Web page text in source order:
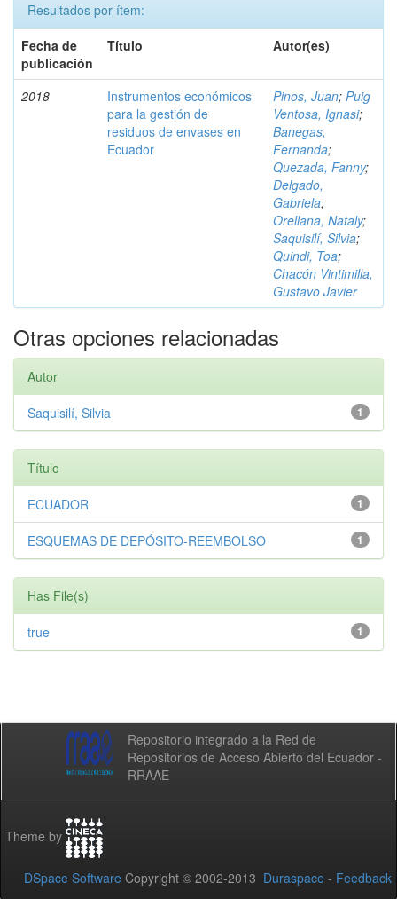
Resultados por ítem:
Fecha de
publicación
Título Autor(es)
2018
Instrumentos económicos
para la gestión de
residuos de envases en
Ecuador
Pinos, Juan; Puig
Ventosa, Ignasi;
Banegas,
Fernanda;
Quezada, Fanny;
Delgado,
Gabriela;
Orellana, Nataly;
Saquisilí, Silvia;
Quindi, Toa;
Chacón Vintimilla,
Gustavo Javier
Otras opciones relacionadas
Autor
1
Saquisilí, Silvia
Título
1
ECUADOR
1
ESQUEMAS DE DEPÓSITO-REEMBOLSO
Has File(s)
1
true
Repositorio integrado a la Red de
Repositorios de Acceso Abierto del Ecuador -
RRAAE
Theme by
DSpace Software Copyright © 2002-2013 Duraspace - Feedback